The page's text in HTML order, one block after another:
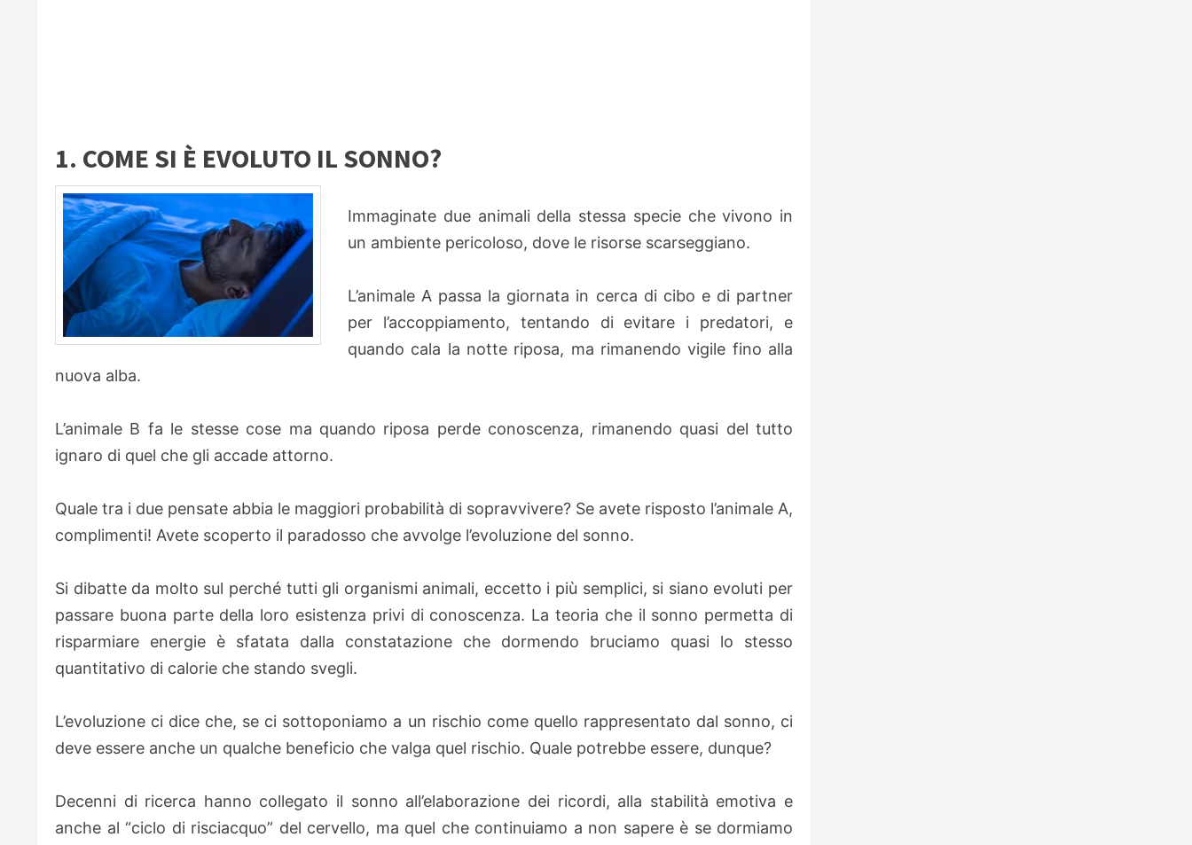
1. COME SI È EVOLUTO IL SONNO?
Immaginate due animali della stessa specie che vivono in
un ambiente pericoloso, dove le risorse scarseggiano.
L’animale A passa la giornata in cerca di cibo e di partner
per l’accoppiamento, tentando di evitare i predatori, e
quando cala la notte riposa, ma rimanendo vigile fino alla
nuova alba.
L’animale B fa le stesse cose ma quando riposa perde conoscenza, rimanendo quasi del tutto
ignaro di quel che gli accade attorno.
Quale tra i due pensate abbia le maggiori probabilità di sopravvivere? Se avete risposto l’animale A,
complimenti! Avete scoperto il paradosso che avvolge l’evoluzione del sonno.
Si dibatte da molto sul perché tutti gli organismi animali, eccetto i più semplici, si siano evoluti per
passare buona parte della loro esistenza privi di conoscenza. La teoria che il sonno permetta di
risparmiare energie è sfatata dalla constatazione che dormendo bruciamo quasi lo stesso
quantitativo di calorie che stando svegli.
L’evoluzione ci dice che, se ci sottoponiamo a un rischio come quello rappresentato dal sonno, ci
deve essere anche un qualche beneficio che valga quel rischio. Quale potrebbe essere, dunque?
Decenni di ricerca hanno collegato il sonno all’elaborazione dei ricordi, alla stabilità emotiva e
anche al “ciclo di risciacquo” del cervello, ma quel che continuiamo a non sapere è se dormiamo